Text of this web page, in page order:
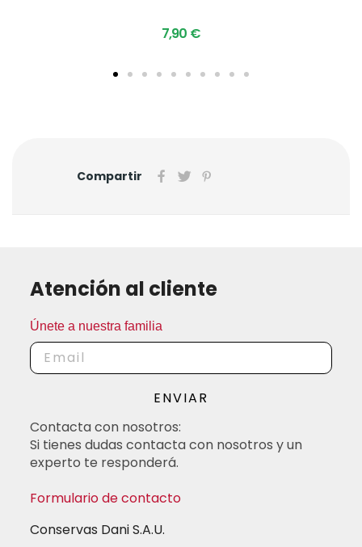
7,90 €
Compartir
Atención al cliente
Únete a nuestra familia
ENVIAR
Contacta con nosotros:
Si tienes dudas contacta con nosotros y un
experto te responderá.
Formulario de contacto
Conservas Dani S.A.U.